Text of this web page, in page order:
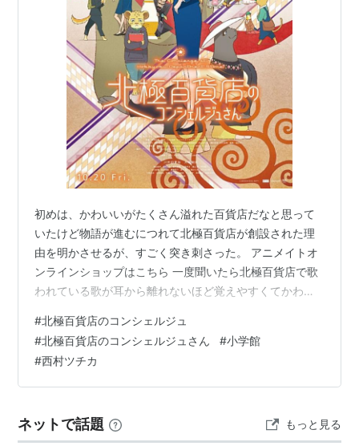
初めは、かわいいがたくさん溢れた百貨店だなと思って
いたけど物語が進むにつれて北極百貨店が創設された理
由を明かさせるが、すごく突き刺さった。 アニメイトオ
ンラインショップはこちら 一度聞いたら北極百貨店で歌
われている歌が耳から離れないほど覚えやすくてかわい
感動もあって、すごく楽しませてもらいました！！ 映画
『北極百貨店のコンシェルジュさん』公式サイト ©2023
西村ツチカ／小学館／「北極百貨店のコンシェルジュさ
ん」製作委員会 トリニタらいふ：X（旧Twitter）トリニ
#北極百貨店のコンシェルジュ
#北極百貨店のコンシェルジュさん #小学館
#西村ツチカ
ネットで話題 もっと見る